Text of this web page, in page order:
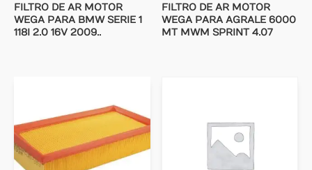
FILTRO DE AR MOTOR
WEGA PARA BMW SERIE 1
118I 2.0 16V 2009..
FILTRO DE AR MOTOR
WEGA PARA AGRALE 6000
MT MWM SPRINT 4.07